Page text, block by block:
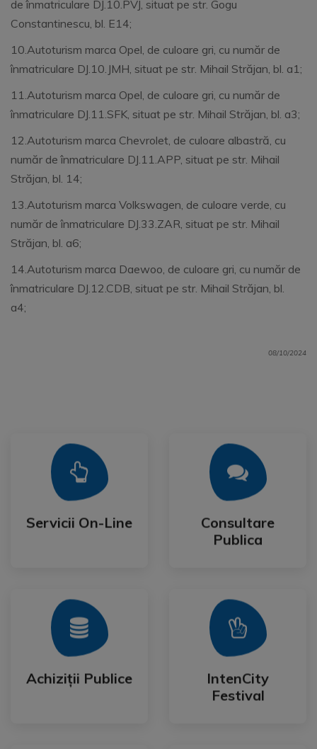
de înmatriculare DJ.10.PVJ, situat pe str. Gogu
Constantinescu, bl. E14;
10.Autoturism marca Opel, de culoare gri, cu număr de
înmatriculare DJ.10.JMH, situat pe str. Mihail Străjan, bl. a1;
11.Autoturism marca Opel, de culoare gri, cu număr de
înmatriculare DJ.11.SFK, situat pe str. Mihail Străjan, bl. a3;
12.Autoturism marca Chevrolet, de culoare albastră, cu
număr de înmatriculare DJ.11.APP, situat pe str. Mihail
Străjan, bl. 14;
13.Autoturism marca Volkswagen, de culoare verde, cu
număr de înmatriculare DJ.33.ZAR, situat pe str. Mihail
Străjan, bl. a6;
14.Autoturism marca Daewoo, de culoare gri, cu număr de
înmatriculare DJ.12.CDB, situat pe str. Mihail Străjan, bl.
a4;
08/10/2024
Servicii On-Line
Servicii On-Line
Mai Mult
Consultare
Publica
Consultare
Publica
Mai Mult
Achiziții Publice
Achiziții Publice
Mai Mult
IntenCity
Festival
IntenCity
Festival
Mai Mult